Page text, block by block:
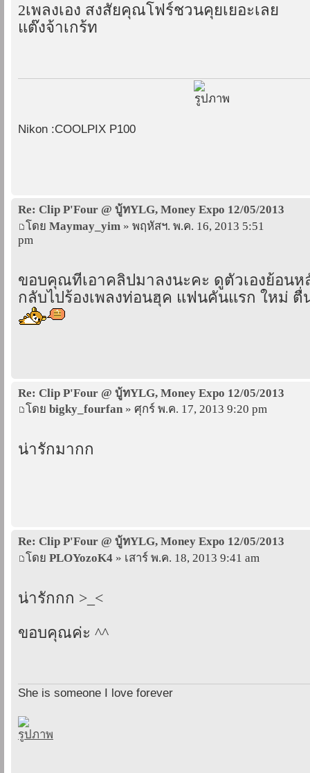
2เพลงเอง สงสัยคุณโฟร์ชวนคุยเยอะเลย
แต๊งจ้าเกร้ท
Nikon :COOLPIX P100
Re: Clip P'Four @ บู้ทYLG, Money Expo 12/05/2013
โดย Maymay_yim » พฤหัสฯ. พ.ค. 16, 2013 5:51
pm
ขอบคุณที่เอาคลิปมาลงนะคะ ดูตัวเองย้อนห
กลับไปร้องเพลงท่อนฮุค แฟนคันแรก ใหม่ ตื่
Re: Clip P'Four @ บู้ทYLG, Money Expo 12/05/2013
โดย bigky_fourfan » ศุกร์ พ.ค. 17, 2013 9:20 pm
น่ารักมากก
Re: Clip P'Four @ บู้ทYLG, Money Expo 12/05/2013
โดย PLOYozoK4 » เสาร์ พ.ค. 18, 2013 9:41 am
น่ารักกก >_<
ขอบคุณค่ะ ^^
She is someone I love forever